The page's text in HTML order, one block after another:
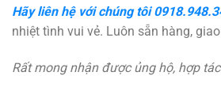
Hãy liên hệ với chúng tôi
nhiệt tình vui vẻ. Luôn sẵn hàng,
Rất mong nhận được ủng hộ, hợp